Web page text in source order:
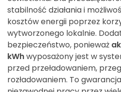
stabilność działania i
kosztów energii poprzez
wytworzonego lokalnie.
bezpieczeństwo, ponieważ
kWhwyposażony jest w
przed przeładowaniem,
rozładowaniem. To